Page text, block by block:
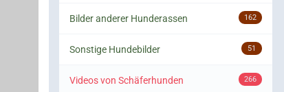
Bilder anderer Hunderassen 162
Sonstige Hundebilder 51
Videos von Schäferhunden 266